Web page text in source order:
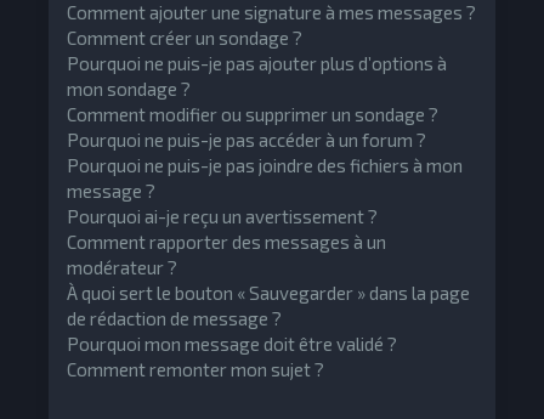
Comment ajouter une signature à mes messages ?
Comment créer un sondage ?
Pourquoi ne puis-je pas ajouter plus d’options à
mon sondage ?
Comment modifier ou supprimer un sondage ?
Pourquoi ne puis-je pas accéder à un forum ?
Pourquoi ne puis-je pas joindre des fichiers à mon
message ?
Pourquoi ai-je reçu un avertissement ?
Comment rapporter des messages à un
modérateur ?
À quoi sert le bouton « Sauvegarder » dans la page
de rédaction de message ?
Pourquoi mon message doit être validé ?
Comment remonter mon sujet ?